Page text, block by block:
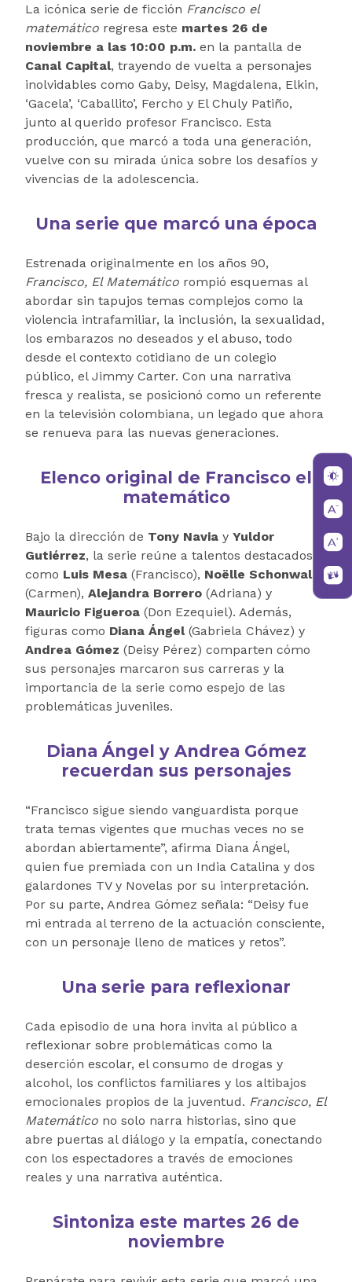
La icónica serie de ficción Francisco el
matemático regresa este martes 26 de
noviembre a las 10:00 p.m. en la pantalla de
Canal Capital, trayendo de vuelta a personajes
inolvidables como Gaby, Deisy, Magdalena, Elkin,
‘Gacela’, ‘Caballito’, Fercho y El Chuly Patiño,
junto al querido profesor Francisco. Esta
producción, que marcó a toda una generación,
vuelve con su mirada única sobre los desafíos y
vivencias de la adolescencia.
Una serie que marcó una época
Estrenada originalmente en los años 90,
Francisco, El Matemático rompió esquemas al
abordar sin tapujos temas complejos como la
violencia intrafamiliar, la inclusión, la sexualidad,
los embarazos no deseados y el abuso, todo
desde el contexto cotidiano de un colegio
público, el Jimmy Carter. Con una narrativa
fresca y realista, se posicionó como un referente
en la televisión colombiana, un legado que ahora
se renueva para las nuevas generaciones.
Elenco original de Francisco el
matemático
Bajo la dirección de Tony Navia y Yuldor
Gutiérrez, la serie reúne a talentos destacados
como Luis Mesa (Francisco), Noëlle Schonwald
(Carmen), Alejandra Borrero (Adriana) y
Mauricio Figueroa (Don Ezequiel). Además,
figuras como Diana Ángel(Gabriela Chávez) y
Andrea Gómez (Deisy Pérez) comparten cómo
sus personajes marcaron sus carreras y la
importancia de la serie como espejo de las
problemáticas juveniles.
Diana Ángel y Andrea Gómez
recuerdan sus personajes
“Francisco sigue siendo vanguardista porque
trata temas vigentes que muchas veces no se
abordan abiertamente”, afirma Diana Ángel,
quien fue premiada con un India Catalina y dos
galardones TV y Novelas por su interpretación.
Por su parte, Andrea Gómez señala: “Deisy fue
mi entrada al terreno de la actuación consciente,
con un personaje lleno de matices y retos”.
Una serie para reflexionar
Cada episodio de una hora invita al público a
reflexionar sobre problemáticas como la
deserción escolar, el consumo de drogas y
alcohol, los conflictos familiares y los altibajos
emocionales propios de la juventud. Francisco, El
Matemático no solo narra historias, sino que
abre puertas al diálogo y la empatía, conectando
con los espectadores a través de emociones
reales y una narrativa auténtica.
Sintoniza este martes 26 de
noviembre